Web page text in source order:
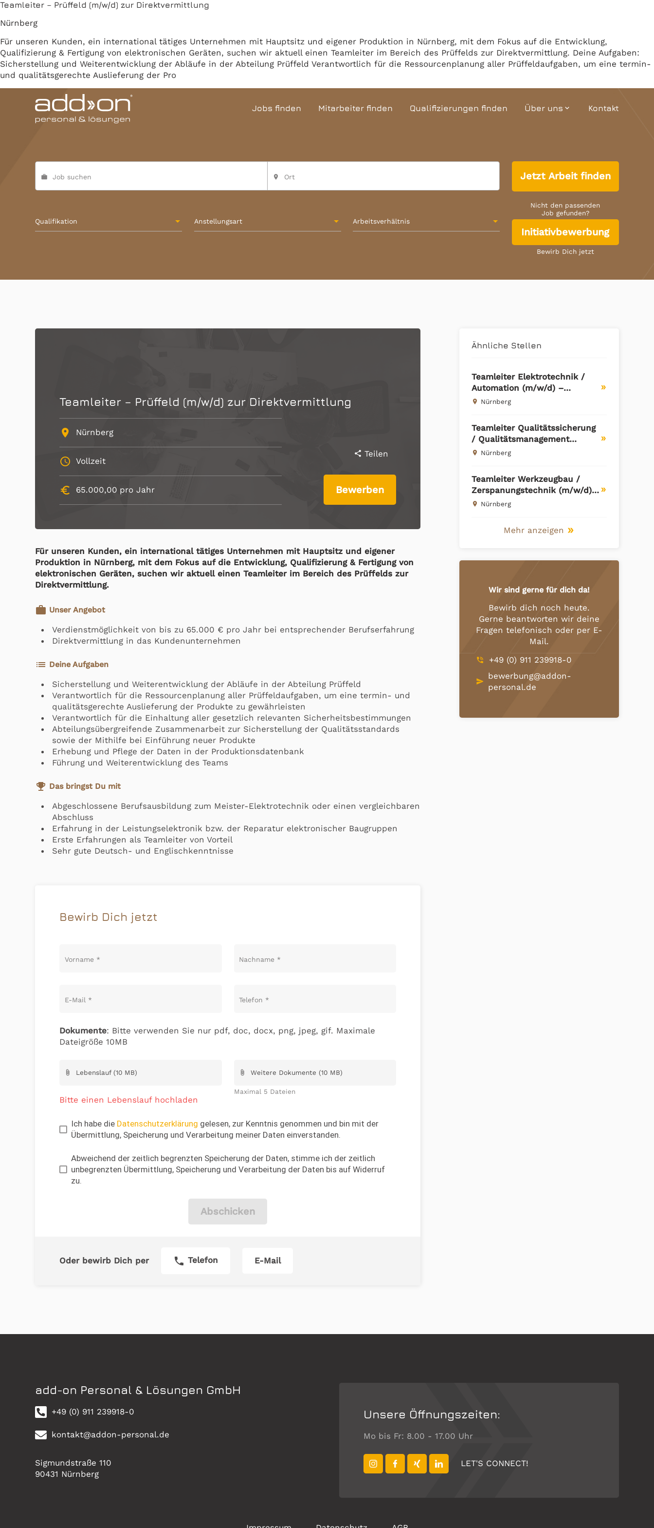
Teamleiter – Prüffeld (m/w/d) zur Direktvermittlung
Nürnberg
Für unseren Kunden, ein international tätiges Unternehmen mit Hauptsitz und eigener Produktion in Nürnberg, mit dem Fokus auf die Entwicklung,
Qualifizierung & Fertigung von elektronischen Geräten, suchen wir aktuell einen Teamleiter im Bereich des Prüffelds zur Direktvermittlung. Deine Aufgaben:
Sicherstellung und Weiterentwicklung der Abläufe in der Abteilung Prüffeld Verantwortlich für die Ressourcenplanung aller Prüffeldaufgaben, um eine termin-
und qualitätsgerechte Auslieferung der Pro
Jobs finden Mitarbeiter finden Qualifizierungen finden Über uns expand_more
Team
Termine
Kontakt
work Job suchen place Ort Jetzt Arbeit finden
Qualifikation Anstellungsart Arbeitsverhältnis
Nicht den passenden
Job gefunden?
Initiativbewerbung
Bewirb Dich jetzt
Teamleiter – Prüffeld (m/w/d) zur Direktvermittlung
place Nürnberg
schedule Vollzeit
euro_symbol 65.000,00 pro Jahr
share Teilen
Bewerben
Für unseren Kunden, ein international tätiges Unternehmen mit Hauptsitz und eigener
Produktion in Nürnberg, mit dem Fokus auf die Entwicklung, Qualifizierung & Fertigung von
elektronischen Geräten, suchen wir aktuell einen Teamleiter im Bereich des Prüffelds zur
Direktvermittlung.
work Unser Angebot
Verdienstmöglichkeit von bis zu 65.000 € pro Jahr bei entsprechender Berufserfahrung
Direktvermittlung in das Kundenunternehmen
list Deine Aufgaben
Sicherstellung und Weiterentwicklung der Abläufe in der Abteilung Prüffeld
Verantwortlich für die Ressourcenplanung aller Prüffeldaufgaben, um eine termin- und
qualitätsgerechte Auslieferung der Produkte zu gewährleisten
Verantwortlich für die Einhaltung aller gesetzlich relevanten Sicherheitsbestimmungen
Abteilungsübergreifende Zusammenarbeit zur Sicherstellung der Qualitätsstandards
sowie der Mithilfe bei Einführung neuer Produkte
Erhebung und Pflege der Daten in der Produktionsdatenbank
Führung und Weiterentwicklung des Teams
emoji_events Das bringst Du mit
Abgeschlossene Berufsausbildung zum Meister-Elektrotechnik oder einen vergleichbaren
Abschluss
Erfahrung in der Leistungselektronik bzw. der Reparatur elektronischer Baugruppen
Erste Erfahrungen als Teamleiter von Vorteil
Sehr gute Deutsch- und Englischkenntnisse
Bewirb Dich jetzt
Vorname * Nachname *
E-Mail * Telefon *
Dokumente: Bitte verwenden Sie nur pdf, doc, docx, png, jpeg, gif. Maximale
Dateigröße 10MB
attach_file Lebenslauf (10 MB)
Bitte einen Lebenslauf hochladen
attach_file Weitere Dokumente (10 MB)
Maximal 5 Dateien
Ich habe die Datenschutzerklärung gelesen, zur Kenntnis genommen und bin mit der
Übermittlung, Speicherung und Verarbeitung meiner Daten einverstanden.
Abweichend der zeitlich begrenzten Speicherung der Daten, stimme ich der zeitlich
unbegrenzten Übermittlung, Speicherung und Verarbeitung der Daten bis auf Widerruf
zu.
Abschicken
Oder bewirb Dich per phone Telefon E-Mail
Ähnliche Stellen
Teamleiter Elektrotechnik /
Automation (m/w/d) –
Metropolregion Nürnberg
place Nürnberg
double_arrow
Teamleiter Qualitätssicherung
/ Qualitätsmanagement
(m/w/d) Direktvermittlung |
place Nürnberg
double_arrow
Teamleiter Werkzeugbau /
Zerspanungstechnik (m/w/d) |
Direktvermittlung | Region
place Nürnberg
double_arrow
Mehr anzeigen double_arrow
Wir sind gerne für dich da!
Bewirb dich noch heute.
Gerne beantworten wir deine
Fragen telefonisch oder per E-
Mail.
phone_in_talk +49 (0) 911 239918-0
send
bewerbung@addon-
personal.de
add-on Personal & Lösungen GmbH
+49 (0) 911 239918-0
kontakt@addon-personal.de
Sigmundstraße 110
90431 Nürnberg
Unsere Öffnungszeiten:
Mo bis Fr: 8.00 - 17.00 Uhr
LET'S CONNECT!